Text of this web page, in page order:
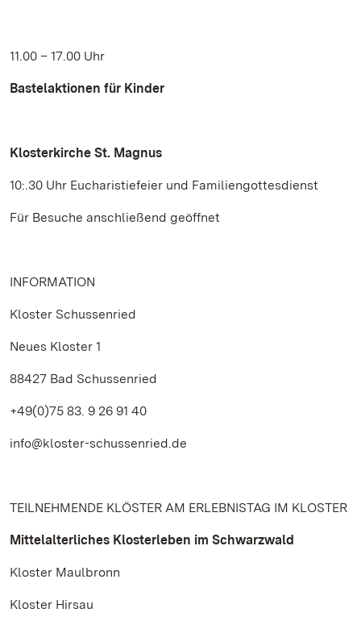
11.00 – 17.00 Uhr
Bastelaktionen für Kinder
Klosterkirche St. Magnus
10:.30 Uhr Eucharistiefeier und Familiengottesdienst
Für Besuche anschließend geöffnet
INFORMATION
Kloster Schussenried
Neues Kloster 1
88427 Bad Schussenried
+49(0)75 83. 9 26 91 40
info@kloster-schussenried.de
TEILNEHMENDE KLÖSTER AM ERLEBNISTAG IM KLOSTER
Mittelalterliches Klosterleben im Schwarzwald
Kloster Maulbronn
Kloster Hirsau